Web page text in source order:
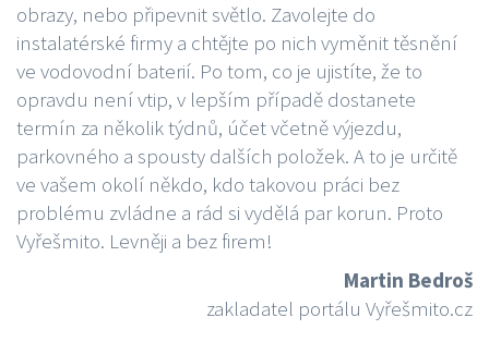
obrazy, nebo připevnit světlo. Zavolejte do
instalatérské firmy a chtějte po nich vyměnit těsnění
ve vodovodní baterií. Po tom, co je ujistíte, že to
opravdu není vtip, v lepším případě dostanete
termín za několik týdnů, účet včetně výjezdu,
parkovného a spousty dalších položek. A to je určitě
ve vašem okolí někdo, kdo takovou práci bez
problému zvládne a rád si vydělá par korun. Proto
Vyřešmito. Levněji a bez firem!
Martin Bedroš
zakladatel portálu Vyřešmito.cz